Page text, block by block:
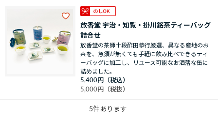
放香堂 宇治・知覧・掛川銘茶ティーバッグ
詰合せ
放香堂の茶師十段酢田恭行厳選、異なる産地のお
茶を、急須が無くても手軽に飲み比べできるティ
ーバッグに加工し、リユース可能なお洒落な缶に
詰めました。
5,400円
5,000円
5件あります